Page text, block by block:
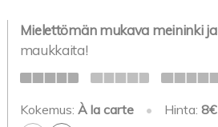
Mielettömän mukava meininki
maukkaita!
Kokemus: À la carte • Hinta: 8€